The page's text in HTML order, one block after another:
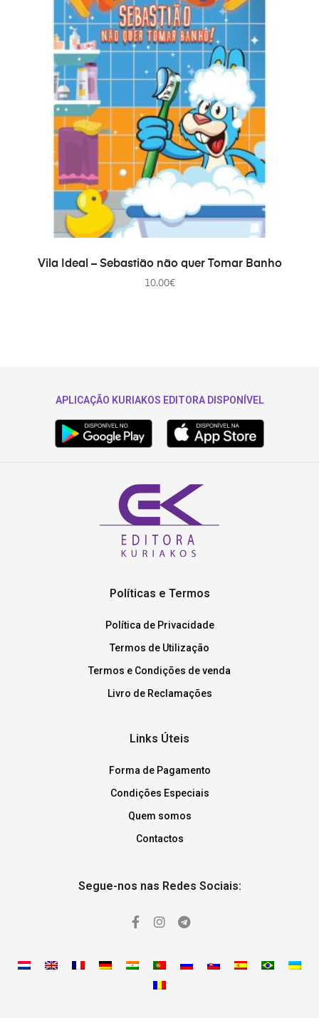
AÑADIR AL CARRITO
Vila Ideal – Sebastião não quer Tomar Banho
10.00€
APLICAÇÃO KURIAKOS EDITORA DISPONÍVEL
Políticas e Termos
Política de Privacidade
Termos de Utilização
Termos e Condições de venda
Livro de Reclamações
Links Úteis
Forma de Pagamento
Condições Especiais
Quem somos
Contactos
Segue-nos nas Redes Sociais: